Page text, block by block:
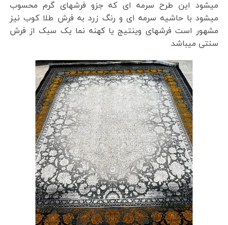
میشود این طرح سرمه ای که جزو فرشهای گرم محسوب
میشود با حاشیه سرمه ای و رنگ زرد به فرش طلا کوب نیز
مشهور است فرشهای وینتیج یا کهنه نما یک سبک از فرش
سنتی میباشد